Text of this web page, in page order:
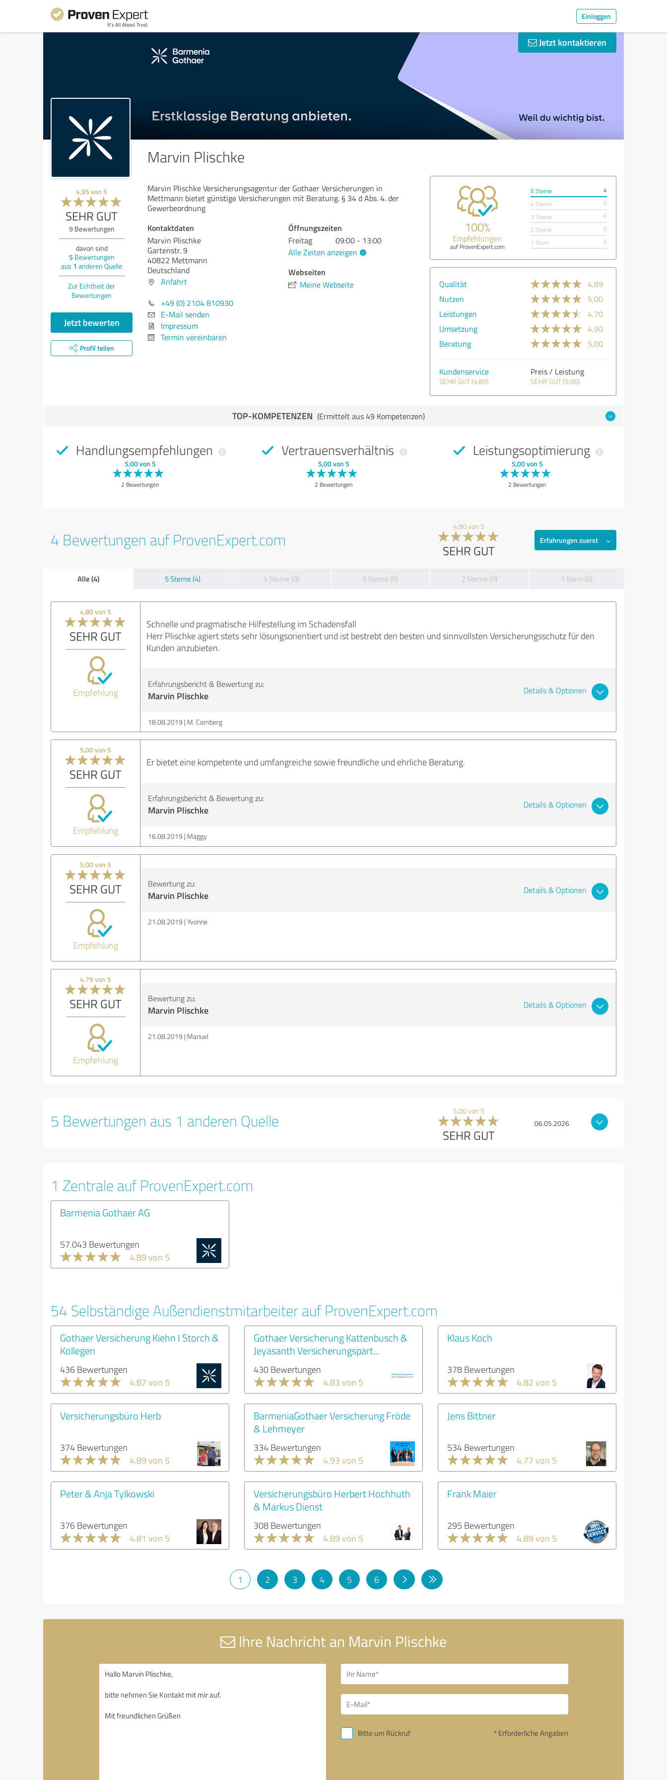
Einloggen
Jetzt kontaktieren
Marvin Plischke
4,95 von 5
SEHR GUT
9 Bewertungen
davon sind
5 Bewertungen
aus 1 anderen Quelle
Zur Echtheit der
Bewertungen
Jetzt bewerten
Profil teilen
Marvin Plischke Versicherungsagentur der Gothaer Versicherungen in
Mettmann bietet günstige Versicherungen mit Beratung. § 34 d Abs. 4. der
Gewerbeordnung
Kontaktdaten
Marvin Plischke
Gartenstr. 9
40822 Mettmann
Deutschland
Anfahrt
+49 (0) 2104 810930
E-Mail senden
Impressum
Termin vereinbaren
Öffnungszeiten
Freitag
09:00 - 13:00
Alle Zeiten anzeigen
Webseiten
Meine Webseite
100%
Empfehlungen
auf ProvenExpert.com
5 Sterne
4
4 Sterne
0
3 Sterne
0
2 Sterne
0
1 Stern
0
Qualität
4,89
Nutzen
5,00
Leistungen
4,70
Umsetzung
4,90
Beratung
5,00
Kundenservice
SEHR GUT (4,85)
Preis / Leistung
SEHR GUT (5,00)
TOP-KOMPETENZEN (Ermittelt aus 49 Kompetenzen)
Handlungsempfehlungen
5,00 von 5
2 Bewertungen
Vertrauensverhältnis
5,00 von 5
2 Bewertungen
Leistungsoptimierung
5,00 von 5
2 Bewertungen
4 Bewertungen auf ProvenExpert.com
4,90 von 5
SEHR GUT
Erfahrungen zuerst
Alle (4) 5 Sterne (4) 4 Sterne (0) 3 Sterne (0) 2 Sterne (0) 1 Stern (0)
4,80 von 5
SEHR GUT
Empfehlung
Schnelle und pragmatische Hilfestellung im Schadensfall
Herr Plischke agiert stets sehr lösungsorientiert und ist bestrebt den besten und sinnvollsten Versicherungsschutz für den
Kunden anzubieten.
Erfahrungsbericht & Bewertung zu:
Marvin Plischke Details & Optionen
18.08.2019 M. Comberg
5,00 von 5
SEHR GUT
Empfehlung
Er bietet eine kompetente und umfangreiche sowie freundliche und ehrliche Beratung.
Erfahrungsbericht & Bewertung zu:
Marvin Plischke Details & Optionen
16.08.2019 Mäggy
5,00 von 5
SEHR GUT
Empfehlung
Bewertung zu:
Marvin Plischke Details & Optionen
21.08.2019 Yvonne
4,79 von 5
SEHR GUT
Empfehlung
Bewertung zu:
Marvin Plischke Details & Optionen
21.08.2019 Manuel
5 Bewertungen aus 1 anderen Quelle 5,00 von 5
SEHR GUT
06.05.2026
1 Zentrale auf ProvenExpert.com
Barmenia Gothaer AG
57.043 Bewertungen
4.89 von 5
54 Selbständige Außendienstmitarbeiter auf ProvenExpert.com
Gothaer Versicherung Kiehn I Storch &
Kollegen
436 Bewertungen
4.87 von 5
Gothaer Versicherung Kattenbusch &
Jeyasanth Versicherungspart...
430 Bewertungen
4.83 von 5
Klaus Koch
378 Bewertungen
4.82 von 5
Versicherungsbüro Herb
374 Bewertungen
4.89 von 5
BarmeniaGothaer Versicherung Fröde
& Lehmeyer
334 Bewertungen
4.93 von 5
Jens Bittner
534 Bewertungen
4.77 von 5
Peter & Anja Tylkowski
376 Bewertungen
4.81 von 5
Versicherungsbüro Herbert Hochhuth
& Markus Dienst
308 Bewertungen
4.89 von 5
Frank Maier
295 Bewertungen
4.89 von 5
1 2 3 4 5 6
Ihre Nachricht an Marvin Plischke
Bitte um Rückruf * Erforderliche Angaben